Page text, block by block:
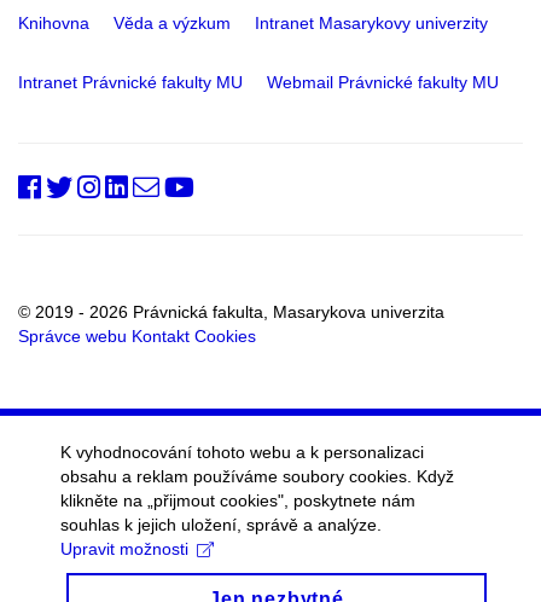
Knihovna Věda a výzkum Intranet Masarykovy univerzity
Intranet Právnické fakulty MU Webmail Právnické fakulty MU
© 2019 - 2026 Právnická fakulta, Masarykova univerzita
Správce webu Kontakt Cookies
PrfMUni
@PrF_MU
@muni_prf
prfmuni
Oddělení
Fakultní
K vyhodnocování tohoto webu a k personalizaci
obsahu a reklam používáme soubory cookies. Když
klikněte na „přijmout cookies", poskytnete nám
souhlas k jejich uložení, správě a analýze.
Upravit možnosti